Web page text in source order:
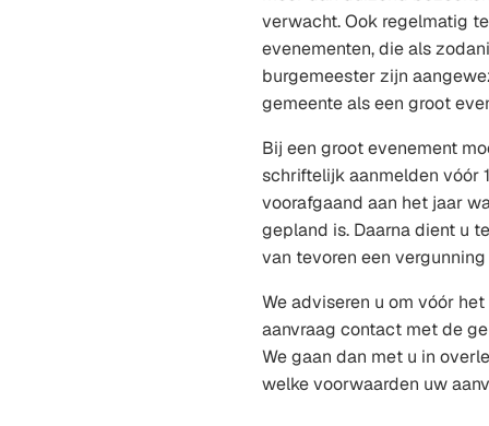
verwacht. Ook regelmatig
evenementen, die als
burgemeester zijn
gemeente als een groot
Bij een groot evenement
schriftelijk aanmelden vóór
voorafgaand aan het jaar
gepland is. Daarna dient u
van tevoren een
We adviseren u om vóór
aanvraag contact met de
We gaan dan met u in
welke voorwaarden uw